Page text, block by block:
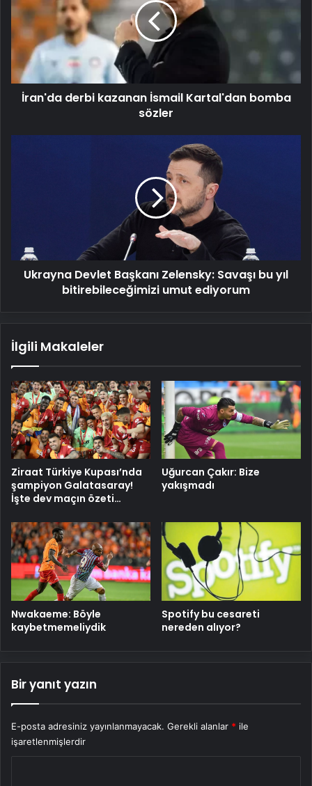
İsmail
Kartal'dan
bomba
sözler
İran'da derbi kazanan İsmail Kartal'dan bomba
sözler
umut
ediyorum
Ukrayna Devlet Başkanı Zelensky: Savaşı bu yıl
bitirebileceğimizi umut ediyorum
İlgili Makaleler
Ziraat Türkiye Kupası’nda
şampiyon Galatasaray!
İşte dev maçın özeti…
Uğurcan Çakır: Bize
yakışmadı
Nwakaeme: Böyle
kaybetmemeliydik
Spotify bu cesareti
nereden alıyor?
Bir yanıt yazın
E-posta adresiniz yayınlanmayacak. Gerekli alanlar * ile
işaretlenmişlerdir